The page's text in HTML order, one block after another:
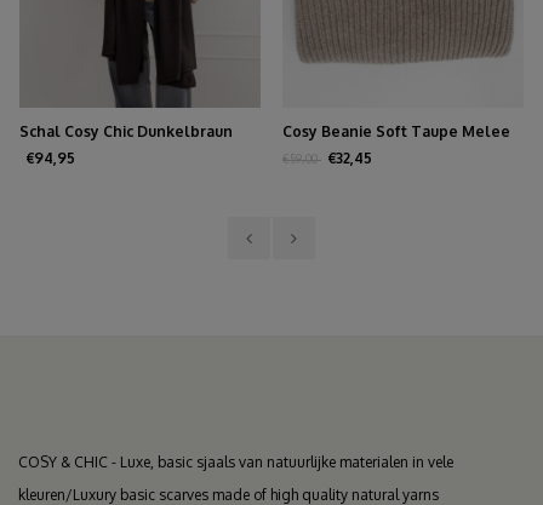
Schal Cosy Chic Dunkelbraun
€94,95
Cosy Beanie Soft Taupe Melee
€59,00 €32,45
COSY & CHIC - Luxe, basic sjaals van natuurlijke materialen in vele
kleuren/Luxury basic scarves made of high quality natural yarns